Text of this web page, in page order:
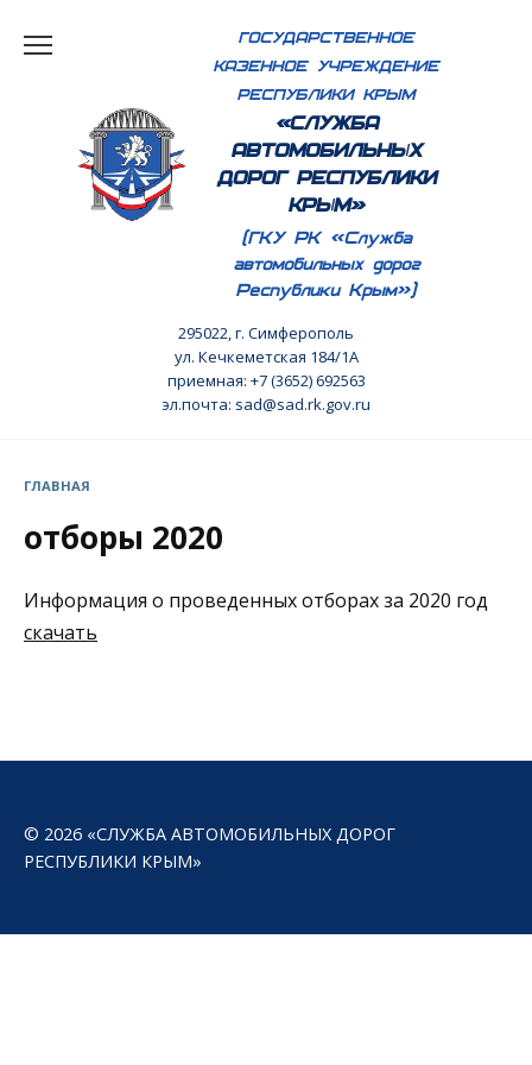
ГОСУДАРСТВЕННОЕ
КАЗЕННОЕ УЧРЕЖДЕНИЕ
РЕСПУБЛИКИ КРЫМ
«СЛУЖБА
АВТОМОБИЛЬНЫХ
ДОРОГ РЕСПУБЛИКИ
КРЫМ»
(ГКУ РК «Служба
автомобильных дорог
Республики Крым»)
295022, г. Симферополь
ул. Кечкеметская 184/1А
приемная: +7 (3652) 692563
эл.почта: sad@sad.rk.gov.ru
ГЛАВНАЯ
отборы 2020
Информация о проведенных отборах за 2020 год
скачать
© 2026 «СЛУЖБА АВТОМОБИЛЬНЫХ ДОРОГ
РЕСПУБЛИКИ КРЫМ»